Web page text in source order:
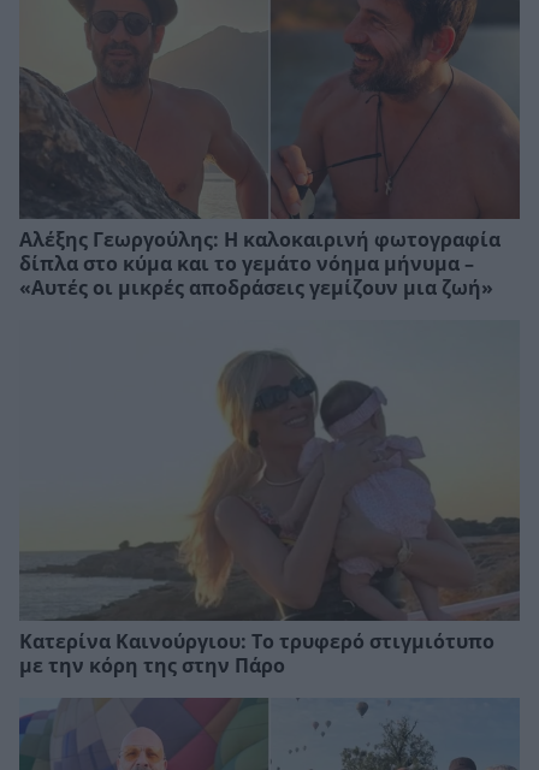
Αλέξης Γεωργούλης: Η καλοκαιρινή φωτογραφία
δίπλα στο κύμα και το γεμάτο νόημα μήνυμα –
«Αυτές οι μικρές αποδράσεις γεμίζουν μια ζωή»
Κατερίνα Καινούργιου: Το τρυφερό στιγμιότυπο
με την κόρη της στην Πάρο